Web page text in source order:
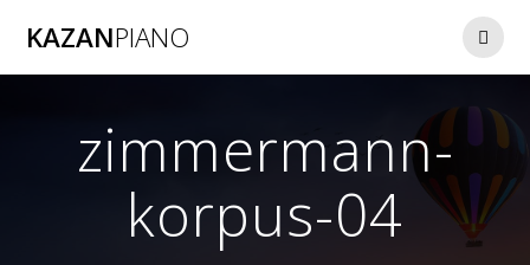
KAZANPIANO
zimmermann-
korpus-04